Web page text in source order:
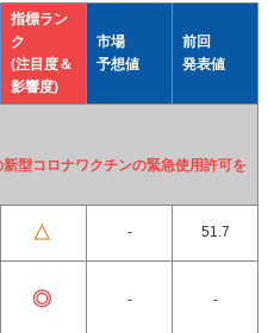
指標ラン
ク
(注目度＆
影響度)
市場
予想値
前回
発表値
型コロナワクチンの緊急使用許可を
- 51.7
- -